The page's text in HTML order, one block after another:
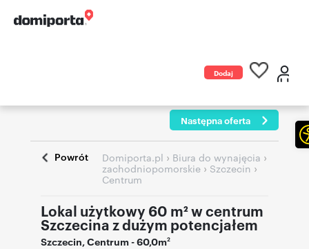
Dodaj
Następna oferta
Powrót Domiporta.pl › Biura do wynajęcia ›
zachodniopomorskie › Szczecin ›
Centrum
Lokal użytkowy 60 m² w centrum
Szczecina z dużym potencjałem
Szczecin,Centrum- 60,0m2